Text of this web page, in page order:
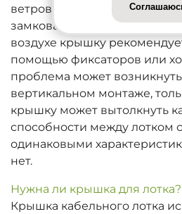
ветровая нагрузка, при
замковая, может слететь.
воздухе крышку
помощью фиксаторов или
проблема может
вертикальном монтаже,
крышку может вытолкнуть
способности между лотком
одинаковыми
нет.
Нужна ли крышка для лотка?
Крышка кабельного лотка